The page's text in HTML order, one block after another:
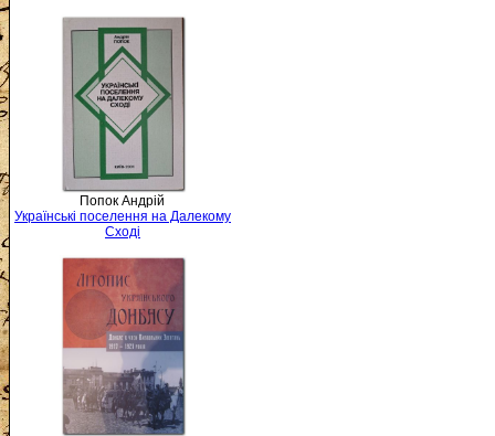
Попок Андрій
Українські поселення на Далекому
Сході